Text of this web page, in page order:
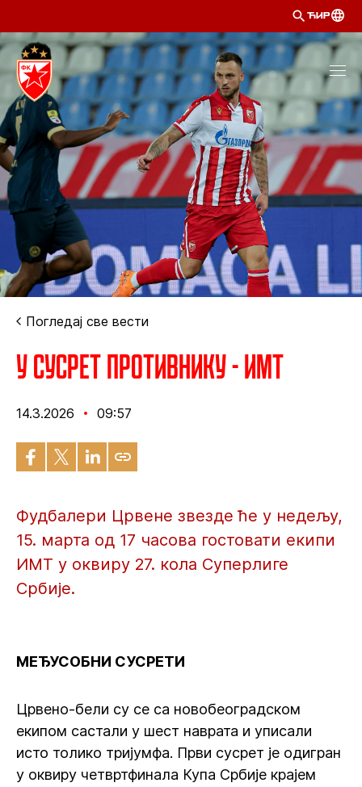
ЋИР
Погледај све вести
У сусрет противнику - ИМТ
14.3.2026 09:57
Фудбалери Црвене звезде ће у недељу,
15. марта од 17 часова гостовати екипи
ИМТ у оквиру 27. кола Суперлиге
Србије.
МЕЂУСОБНИ СУСРЕТИ
Црвено-бели су се са новобеоградском
екипом састали у шест наврата и уписали
исто толико тријумфа. Први сусрет је одигран
у оквиру четвртфинала Купа Србије крајем